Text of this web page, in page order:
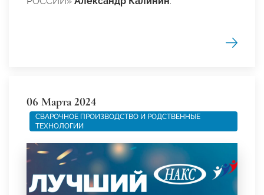
06 Марта 2024
СВАРОЧНОЕ ПРОИЗВОДСТВО И РОДСТВЕННЫЕ
ТЕХНОЛОГИИ